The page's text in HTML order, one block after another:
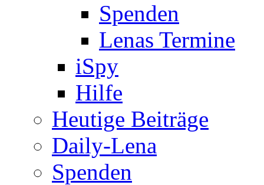
Spenden
Lenas Termine
iSpy
Hilfe
Heutige Beiträge
Daily-Lena
Spenden